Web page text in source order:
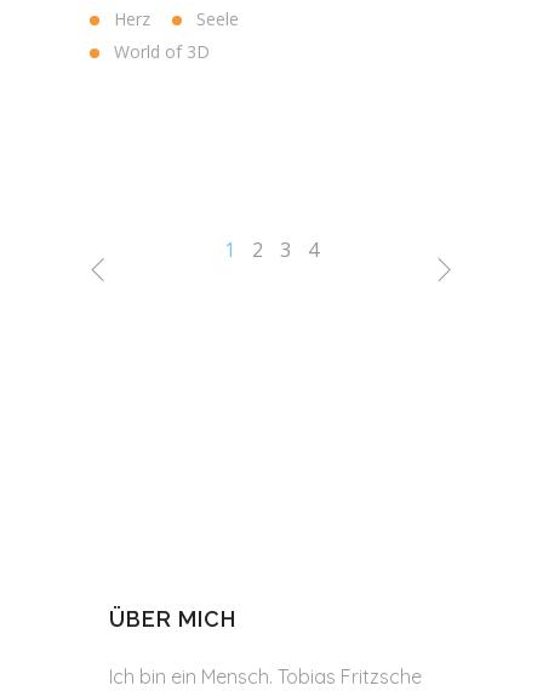
Herz
Seele
World of 3D
1 2 3 4
ÜBER MICH
Ich bin ein Mensch. Tobias Fritzsche